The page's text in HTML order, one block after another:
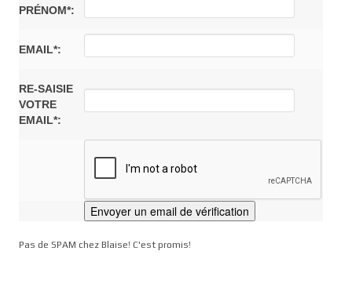
PRÉNOM*:
EMAIL*:
RE-SAISIE
VOTRE
EMAIL*:
Pas de SPAM chez Blaise! C'est promis!